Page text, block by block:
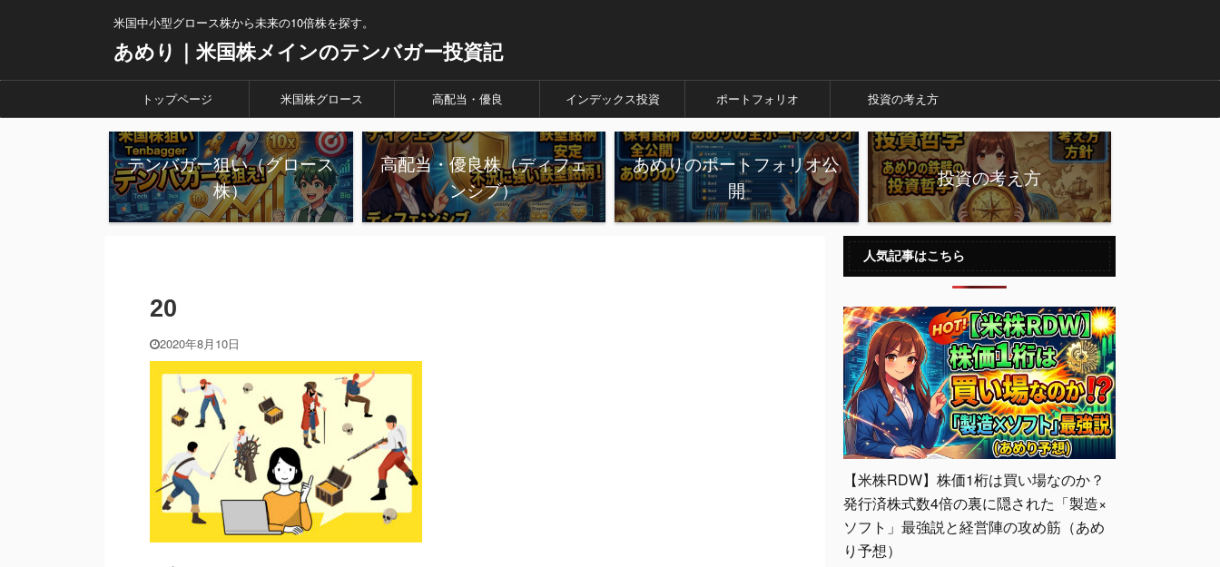
米国中小型グロース株から未来の10倍株を探す。
あめり｜米国株メインのテンバガー投資記
トップページ 米国株グロース 高配当・優良 インデックス投資 ポートフォリオ 投資の考え方
テンバガー狙い（グロース
株）
高配当・優良株（ディフェ
ンシブ）
あめりのポートフォリオ公
開
投資の考え方
20
2020年8月10日
人気記事はこちら
【米株RDW】株価1桁は買い場なのか？
発行済株式数4倍の裏に隠された「製造×
ソフト」最強説と経営陣の攻め筋（あめ
り予想）